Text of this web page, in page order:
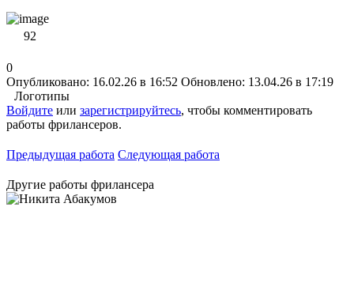
92
0
Опубликовано: 16.02.26 в 16:52 Обновлено: 13.04.26 в 17:19
Логотипы
Войдите или зарегистрируйтесь, чтобы комментировать
работы фрилансеров.
Предыдущая работа Следующая работа
Другие работы фрилансера